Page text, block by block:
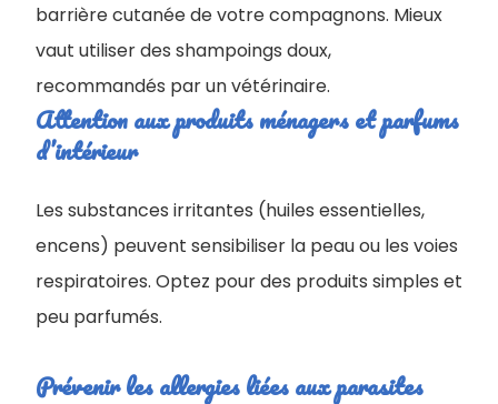
barrière cutanée de votre compagnons. Mieux
vaut utiliser des shampoings doux,
recommandés par un vétérinaire.
Attention aux produits ménagers et parfums
d’intérieur
Les substances irritantes (huiles essentielles,
encens) peuvent sensibiliser la peau ou les voies
respiratoires. Optez pour des produits simples et
peu parfumés.
Prévenir les allergies liées aux parasites